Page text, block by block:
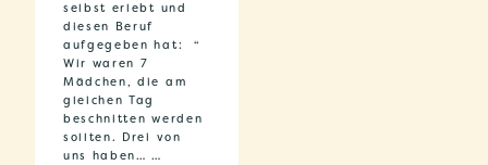
selbst erlebt und
diesen Beruf
aufgegeben hat: “
Wir waren 7
Mädchen, die am
gleichen Tag
beschnitten werden
sollten. Drei von
uns haben… …